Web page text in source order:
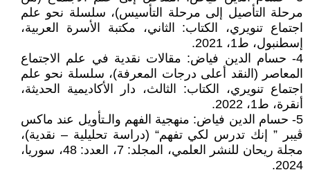
مرحلة التأصيل إلى مرحلة التأسيس)، سلسلة نحو علم
اجتماع تنويري، الكتاب: الثاني، مكتبة الأسرة العربية،
إسطنبول، ط1، 2021.
4- حسام الدين فياض: مقالات نقدية في علم الاجتماع
المعاصر (النقد أعلى درجات المعرفة)، سلسلة نحو علم
اجتماع تنويري، الكتاب: الثالث، دار الأكاديمية الحديثة،
أنقرة، ط1، 2022.
5- حسام الدين فياض: منهجية الفهم والـتأويل عند ماكس
ڨيبر ” إنك تدرس لكي تفهم“ (دراسة تحليلية – نقدية)،
مجلة ريحان للنشر العلمي، المجلد: 7، العدد: 48، سوريا،
2024.